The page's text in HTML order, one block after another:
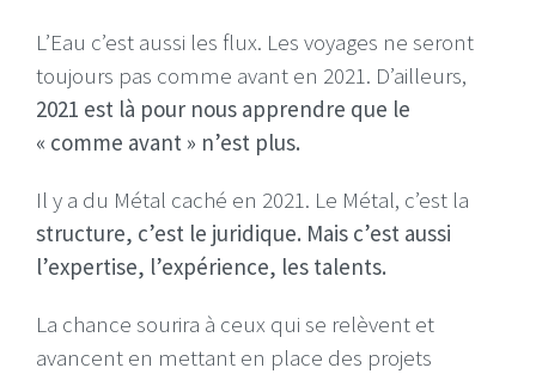
L’Eau c’est aussi les flux. Les voyages ne seront
toujours pas comme avant en 2021. D’ailleurs,
2021 est là pour nous apprendre que le
« comme avant » n’est plus.
Il y a du Métal caché en 2021. Le Métal, c’est la
structure, c’est le juridique. Mais c’est aussi
l’expertise, l’expérience, les talents.
La chance sourira à ceux qui se relèvent et
avancent en mettant en place des projets